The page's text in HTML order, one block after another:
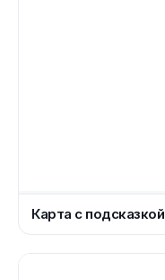
Карта с подсказкой